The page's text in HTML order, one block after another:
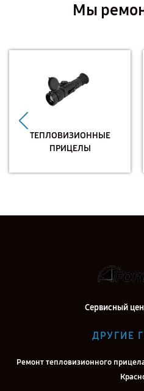
Мы
ТЕПЛОВИЗИОННЫЕ
ПРИЦЕЛЫ
Сервисный
ДРУГИЕ
Ремонт тепловизионного